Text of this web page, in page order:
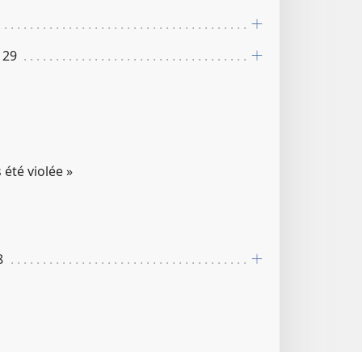
été violée »